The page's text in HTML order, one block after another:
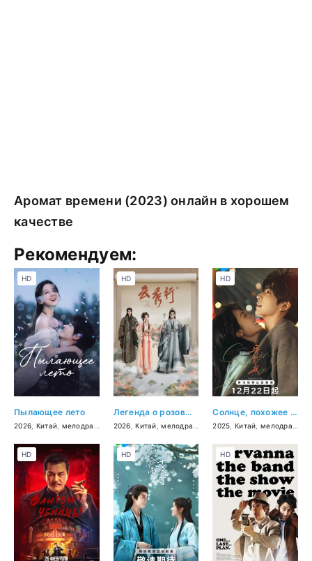
Аромат времени (2023) онлайн в хорошем
качестве
Рекомендуем:
Пылающее лето
2026 Китай мелодрама драма
HD
Легенда о розовых облаках
2026 ,Китай ,мелодрама фэнтези
HD
Солнце, похожее на меня
2025 Китай мелодрама
HD
HD HD HD